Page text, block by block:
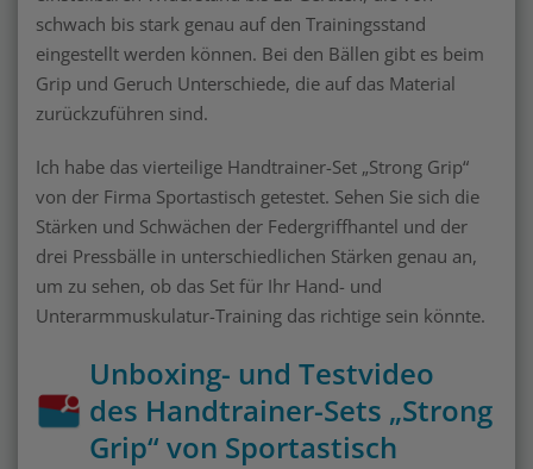
schwach bis stark genau auf den Trainingsstand
eingestellt werden können. Bei den Bällen gibt es beim
Grip und Geruch Unterschiede, die auf das Material
zurückzuführen sind.
Ich habe das vierteilige Handtrainer-Set „Strong Grip“
von der Firma Sportastisch getestet. Sehen Sie sich die
Stärken und Schwächen der Federgriffhantel und der
drei Pressbälle in unterschiedlichen Stärken genau an,
um zu sehen, ob das Set für Ihr Hand- und
Unterarmmuskulatur-Training das richtige sein könnte.
Unboxing- und Testvideo
des Handtrainer-Sets „Strong
Grip“ von Sportastisch